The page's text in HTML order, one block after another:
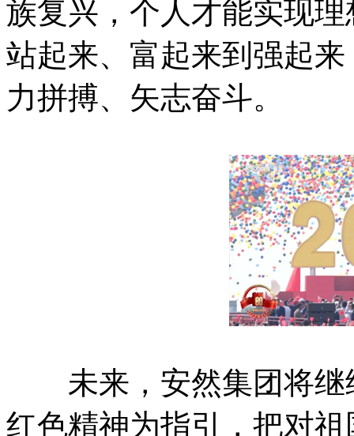
族复兴，个人才能实现
站起来、富起来到强起
力拼搏、矢志奋斗。
未来，安然集团将继
红色精神为指引，把对